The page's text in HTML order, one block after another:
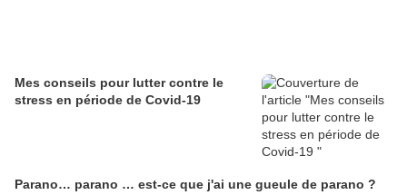
Mes conseils pour lutter contre le
stress en période de Covid-19
Parano… parano … est-ce que j'ai une gueule de parano ?